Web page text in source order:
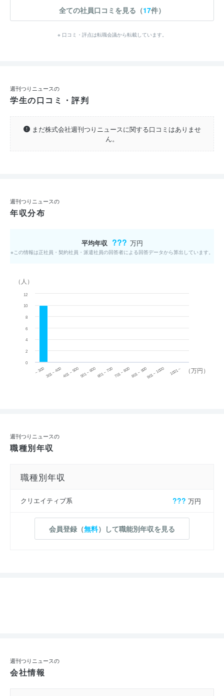
全ての社員口コミを見る（17件）
※ 口コミ・評点は転職会議から転載しています。
週刊つりニュースの
学生の口コミ・評判
まだ株式会社週刊つりニュースに関する口コミはありませ
ん。
週刊つりニュースの
年収分布
平均年収 ??? 万円
※この情報は正社員・契約社員・派遣社員の回答者による回答データから算出しています。
（万円）
（人）
~ 300 301 ~ 400 401 ~ 500501 ~ 600601 ~ 700701 ~ 800801 ~ 900901 ~ 1000 1001 ~
0
2
4
6
8
10
12
週刊つりニュースの
職種別年収
職種別年収
クリエイティブ系 ??? 万円
会員登録（無料）して職能別年収を見る
週刊つりニュースの
会社情報